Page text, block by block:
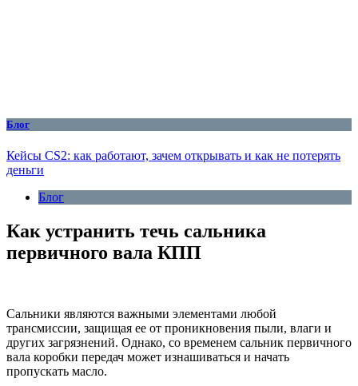
Блог
Кейсы CS2: как работают, зачем открывать и как не потерять
деньги
Блог
Как устранить течь сальника
первичного вала КПП
Сальники являются важными элементами любой
трансмиссии, защищая ее от проникновения пыли, влаги и
других загрязнений. Однако, со временем сальник первичного
вала коробки передач может изнашиваться и начать
пропускать масло.